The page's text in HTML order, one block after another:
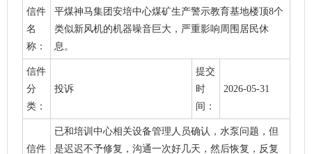
信件
名
称：
平煤神马集团安培中心煤矿生产警示教育基地楼顶8个
类似新风机的机器噪音巨大，严重影响周围居民休
息。
信件
分
类：
投诉
提交
时
间：
2026-05-31
信件
已和培训中心相关设备管理人员确认，水泵问题，但
是迟迟不予修复，沟通一次好几天，然后恢复，反复